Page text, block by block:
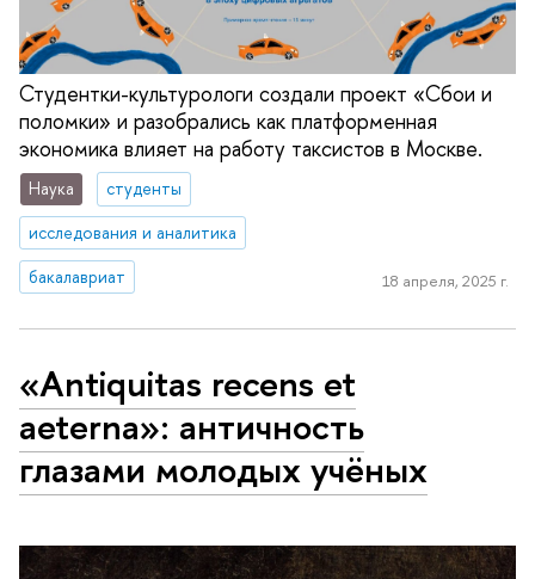
Студентки-культурологи создали проект «Сбои и
поломки» и разобрались как платформенная
экономика влияет на работу таксистов в Москве.
Наука
студенты
исследования и аналитика
бакалавриат
18 апреля, 2025 г.
«Antiquitas recens et
aeterna»: античность
глазами молодых учёных